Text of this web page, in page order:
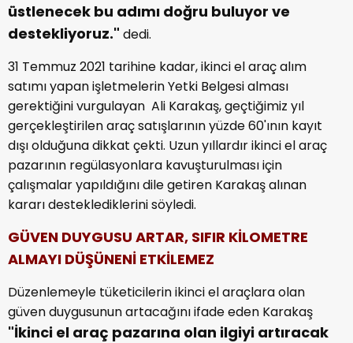
üstlenecek bu adımı doğru buluyor ve
destekliyoruz." dedi.
31 Temmuz 2021 tarihine kadar, ikinci el araç alım
satımı yapan işletmelerin Yetki Belgesi alması
gerektiğini vurgulayan Ali Karakaş, geçtiğimiz yıl
gerçekleştirilen araç satışlarının yüzde 60'ının kayıt
dışı olduğuna dikkat çekti. Uzun yıllardır ikinci el araç
pazarının regülasyonlara kavuşturulması için
çalışmalar yapıldığını dile getiren Karakaş alınan
kararı desteklediklerini söyledi.
GÜVEN DUYGUSU ARTAR, SIFIR KİLOMETRE
ALMAYI DÜŞÜNENİ ETKİLEMEZ
Düzenlemeyle tüketicilerin ikinci el araçlara olan
güven duygusunun artacağını ifade eden Karakaş
"İkinci el araç pazarına olan ilgiyi artıracak